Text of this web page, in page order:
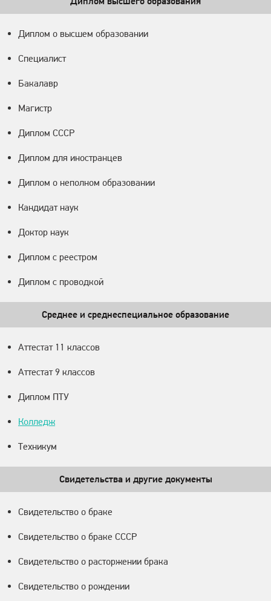
Диплом о высшем образовании
Специалист
Бакалавр
Магистр
Диплом СССР
Диплом для иностранцев
Диплом о неполном образовании
Кандидат наук
Доктор наук
Диплом с реестром
Диплом с проводкой
Среднее и среднеспециальное образование
Аттестат 11 классов
Аттестат 9 классов
Диплом ПТУ
Колледж
Техникум
Свидетельства и другие документы
Свидетельство о браке
Свидетельство о браке СССР
Свидетельство о расторжении брака
Свидетельство о рождении